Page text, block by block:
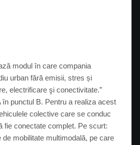
modul în care compania
urban fără emisii, stres și
electrificare şi conectivitate.”
punctul B. Pentru a realiza acest
colective care se conduc
fie conectate complet. Pe scurt:
mobilitate multimodală, pe care